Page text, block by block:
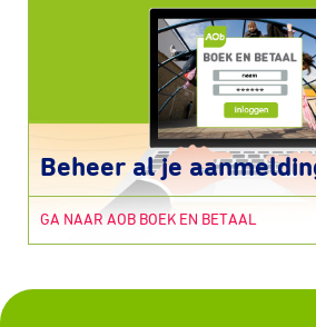
Beheer al je
GA NAAR AOB BOEK EN BETAAL